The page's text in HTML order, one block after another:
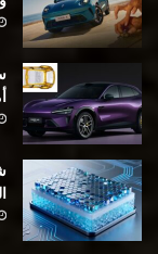
إقرأ أيضا: